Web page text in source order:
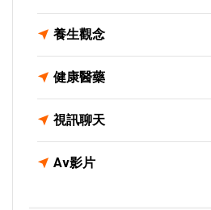
養生觀念
健康醫藥
視訊聊天
Av影片